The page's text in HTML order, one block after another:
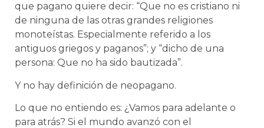
que pagano quiere decir: “Que no es cristiano ni
de ninguna de las otras grandes religiones
monoteístas. Especialmente referido a los
antiguos griegos y paganos”; y “dicho de una
persona: Que no ha sido bautizada”.
Y no hay definición de neopagano.
Lo que no entiendo es: ¿Vamos para adelante o
para atrás? Si el mundo avanzó con el